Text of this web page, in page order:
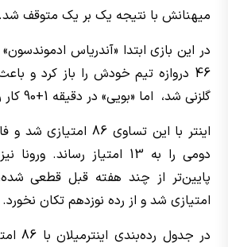
میهنانش با نتیجه یک بر یک متوقف شد.
در این بازی ابتدا «آندریاس
46 دروازه تیم خودش را باز کرد و
گلزنی شد، اما «بویی» در دقیقه 1+90 کار را به تساوی کشاند.
اینتر با این تساوی 86
دومی را به 13 امتیاز
امتیازی شد و از رده نوزدهم تکان نخورد.
در جدول